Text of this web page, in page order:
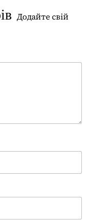
Додайте свій